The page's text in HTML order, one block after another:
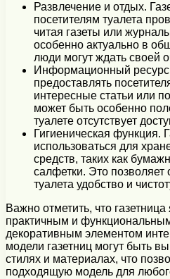
Развлечение и отдых.
посетителям туалета
читая газеты или
особенно актуально в
люди могут ждать своей
Информационный
предоставлять
интересные статьи или
может быть особенно
туалете отсутствует
Гигиеническая функция.
использоваться для
средств, таких как
салфетки. Это позволяет
туалета удобство и
Важно отметить, что
практичным и
декоративным элементом
модели газетниц могут быть
стилях и материалах, что
подходящую модель для